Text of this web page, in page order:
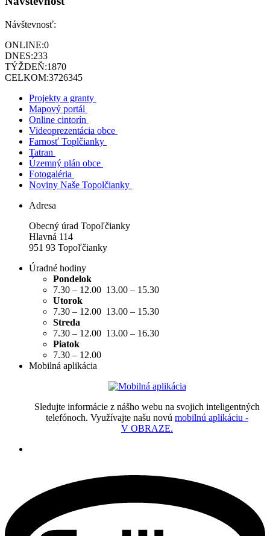
Návštevnosť:
ONLINE:0
DNES:233
TÝŽDEŇ:1870
CELKOM:3726345
Projekty a granty
Mapový portál
Online cintorín
Videoprezentácia obce
Farnosť Toplčianky
Tatran
Územný plán obce
Fotogaléria
Noviny Naše Topolčianky
Adresa
Obecný úrad Topoľčianky
Hlavná 114
951 93 Topoľčianky
Úradné hodiny
Pondelok
7.30 – 12.00 13.00 – 15.30
Utorok
7.30 – 12.00 13.00 – 15.30
Streda
7.30 – 12.00 13.00 – 16.30
Piatok
7.30 – 12.00
Mobilná aplikácia
Sledujte informácie z nášho webu na svojich inteligentných
telefónoch. Využívajte našu novú mobilnú aplikáciu -
V OBRAZE.